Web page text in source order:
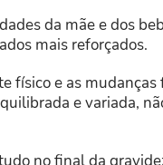
da mãe e dos
mais reforçados.
físico e as
e variada,
no final da